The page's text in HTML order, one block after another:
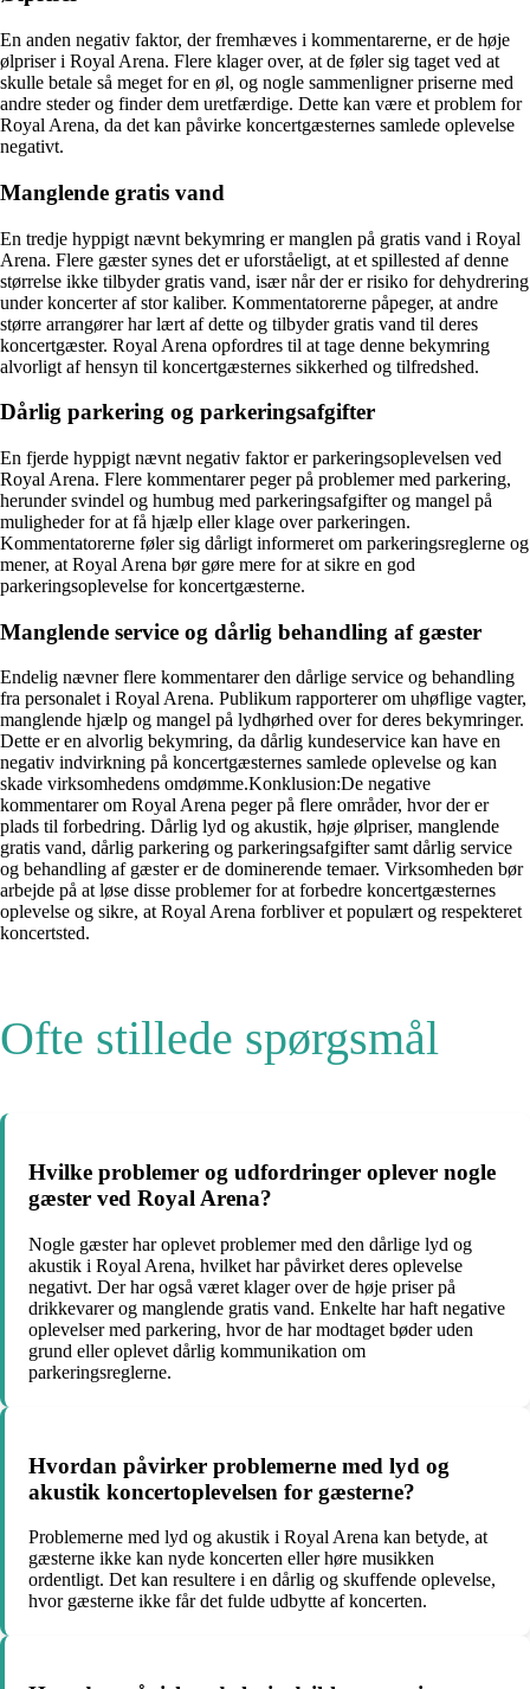
En anden negativ faktor, der fremhæves i kommentarerne, er de høje
ølpriser i Royal Arena. Flere klager over, at de føler sig taget ved at
skulle betale så meget for en øl, og nogle sammenligner priserne med
andre steder og finder dem uretfærdige. Dette kan være et problem for
Royal Arena, da det kan påvirke koncertgæsternes samlede oplevelse
negativt.
Manglende gratis vand
En tredje hyppigt nævnt bekymring er manglen på gratis vand i Royal
Arena. Flere gæster synes det er uforståeligt, at et spillested af denne
størrelse ikke tilbyder gratis vand, især når der er risiko for dehydrering
under koncerter af stor kaliber. Kommentatorerne påpeger, at andre
større arrangører har lært af dette og tilbyder gratis vand til deres
koncertgæster. Royal Arena opfordres til at tage denne bekymring
alvorligt af hensyn til koncertgæsternes sikkerhed og tilfredshed.
Dårlig parkering og parkeringsafgifter
En fjerde hyppigt nævnt negativ faktor er parkeringsoplevelsen ved
Royal Arena. Flere kommentarer peger på problemer med parkering,
herunder svindel og humbug med parkeringsafgifter og mangel på
muligheder for at få hjælp eller klage over parkeringen.
Kommentatorerne føler sig dårligt informeret om parkeringsreglerne og
mener, at Royal Arena bør gøre mere for at sikre en god
parkeringsoplevelse for koncertgæsterne.
Manglende service og dårlig behandling af gæster
Endelig nævner flere kommentarer den dårlige service og behandling
fra personalet i Royal Arena. Publikum rapporterer om uhøflige vagter,
manglende hjælp og mangel på lydhørhed over for deres bekymringer.
Dette er en alvorlig bekymring, da dårlig kundeservice kan have en
negativ indvirkning på koncertgæsternes samlede oplevelse og kan
skade virksomhedens omdømme.Konklusion:De negative
kommentarer om Royal Arena peger på flere områder, hvor der er
plads til forbedring. Dårlig lyd og akustik, høje ølpriser, manglende
gratis vand, dårlig parkering og parkeringsafgifter samt dårlig service
og behandling af gæster er de dominerende temaer. Virksomheden bør
arbejde på at løse disse problemer for at forbedre koncertgæsternes
oplevelse og sikre, at Royal Arena forbliver et populært og respekteret
koncertsted.
Ofte stillede spørgsmål
Hvilke problemer og udfordringer oplever nogle
gæster ved Royal Arena?
Nogle gæster har oplevet problemer med den dårlige lyd og
akustik i Royal Arena, hvilket har påvirket deres oplevelse
negativt. Der har også været klager over de høje priser på
drikkevarer og manglende gratis vand. Enkelte har haft negative
oplevelser med parkering, hvor de har modtaget bøder uden
grund eller oplevet dårlig kommunikation om
parkeringsreglerne.
Hvordan påvirker problemerne med lyd og
akustik koncertoplevelsen for gæsterne?
Problemerne med lyd og akustik i Royal Arena kan betyde, at
gæsterne ikke kan nyde koncerten eller høre musikken
ordentligt. Det kan resultere i en dårlig og skuffende oplevelse,
hvor gæsterne ikke får det fulde udbytte af koncerten.